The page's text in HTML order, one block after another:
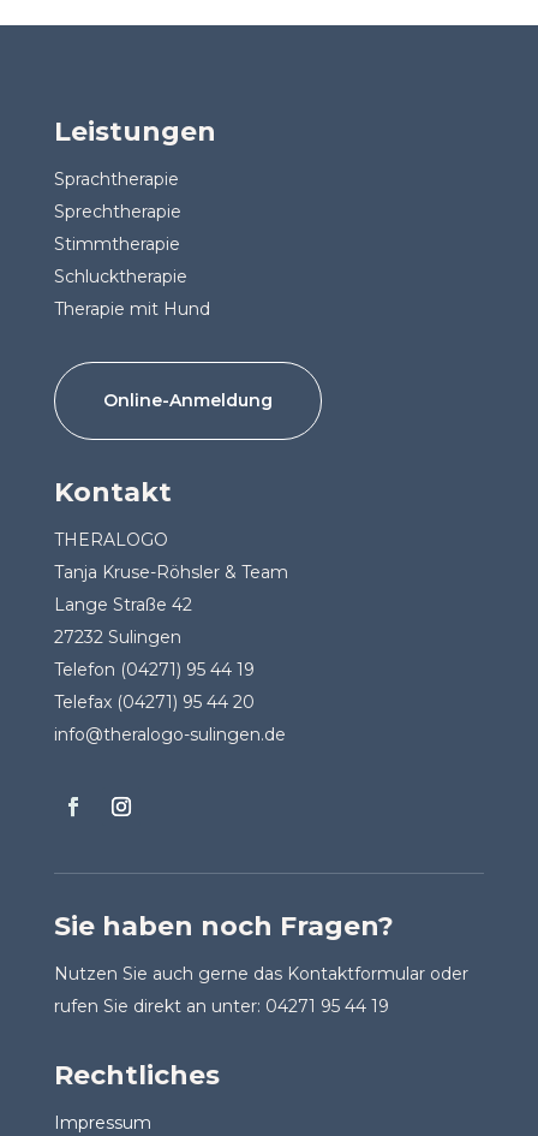
Leistungen
Sprachtherapie
Sprechtherapie
Stimmtherapie
Schlucktherapie
Therapie mit Hund
Online-Anmeldung
Kontakt
THERALOGO
Tanja Kruse-Röhsler & Team
Lange Straße 42
27232 Sulingen
Telefon (04271) 95 44 19
Telefax (04271) 95 44 20
info@theralogo-sulingen.de
Sie haben noch Fragen?
Nutzen Sie auch gerne das Kontaktformular oder
rufen Sie direkt an unter: 04271 95 44 19
Rechtliches
Impressum